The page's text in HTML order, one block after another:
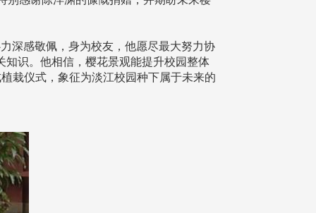
深感敬佩，身为校友，他愿尽最大努力协
识。他相信，樱花景观能提升校园整体
栽仪式，象征为淡江校园种下属于未来的